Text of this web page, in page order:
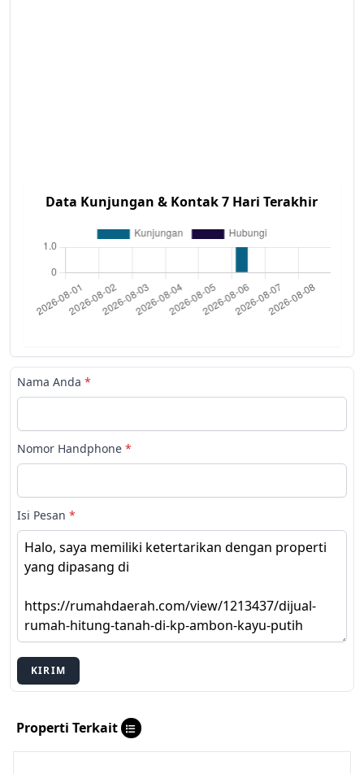
Data Kunjungan & Kontak 7 Hari Terakhir
Nama Anda *
Nomor Handphone *
Isi Pesan *
KIRIM
Properti Terkait